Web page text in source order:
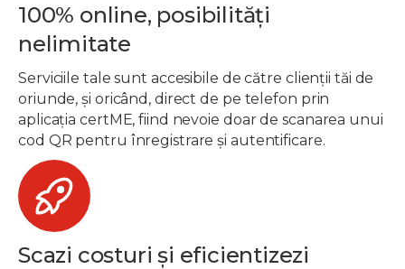
100% online, posibilități
nelimitate
Serviciile tale sunt accesibile de către clienții tăi de
oriunde, și oricând, direct de pe telefon prin
aplicația certME, fiind nevoie doar de scanarea unui
cod QR pentru înregistrare și autentificare.
Scazi costuri și eficientizezi